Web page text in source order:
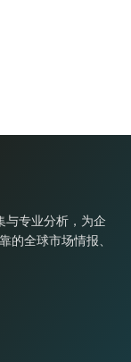
与专业分析，为企
的全球市场情报、